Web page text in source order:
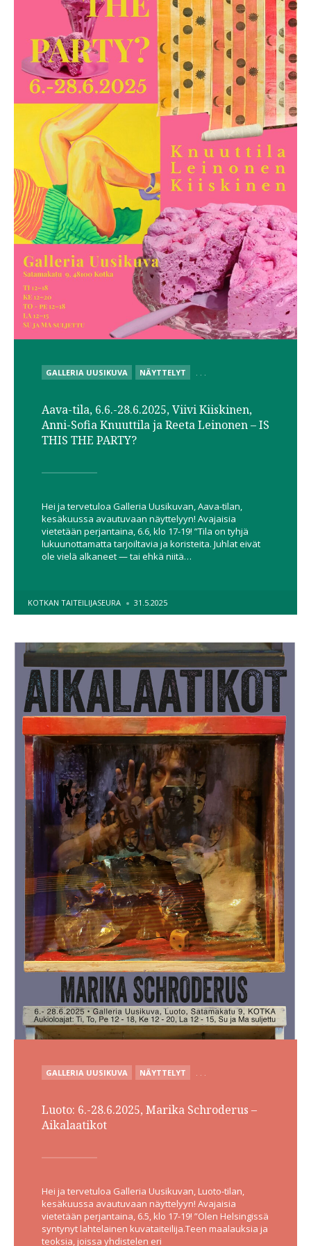
POSTED
IN
GALLERIA UUSIKUVA NÄYTTELYT . . .
Aava-tila, 6.6.-28.6.2025, Viivi Kiiskinen,
Anni-Sofia Knuuttila ja Reeta Leinonen – IS
THIS THE PARTY?
Hei ja tervetuloa Galleria Uusikuvan, Aava-tilan,
kesäkuussa avautuvaan näyttelyyn! Avajaisia
vietetään perjantaina, 6.6, klo 17-19! ”Tila on tyhjä
lukuunottamatta tarjoiltavia ja koristeita. Juhlat eivät
ole vielä alkaneet — tai ehkä niitä…
POSTED
BY
KOTKAN TAITEILIJASEURA 31.5.2025
POSTED
IN
GALLERIA UUSIKUVA NÄYTTELYT . . .
Luoto: 6.-28.6.2025, Marika Schroderus –
Aikalaatikot
Hei ja tervetuloa Galleria Uusikuvan, Luoto-tilan,
kesäkuussa avautuvaan näyttelyyn! Avajaisia
vietetään perjantaina, 6.5, klo 17-19! ”Olen Helsingissä
syntynyt lahtelainen kuvataiteilija.Teen maalauksia ja
teoksia, joissa yhdistelen eri